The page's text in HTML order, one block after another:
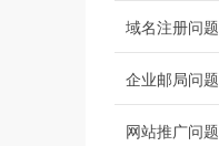
域名注册问题
企业邮局问题
网站推广问题